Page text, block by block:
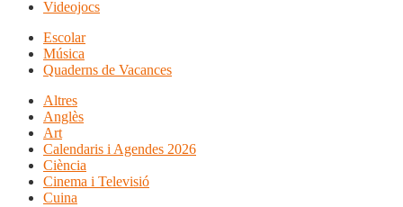
Videojocs
Escolar
Música
Quaderns de Vacances
Altres
Anglès
Art
Calendaris i Agendes 2026
Ciència
Cinema i Televisió
Cuina